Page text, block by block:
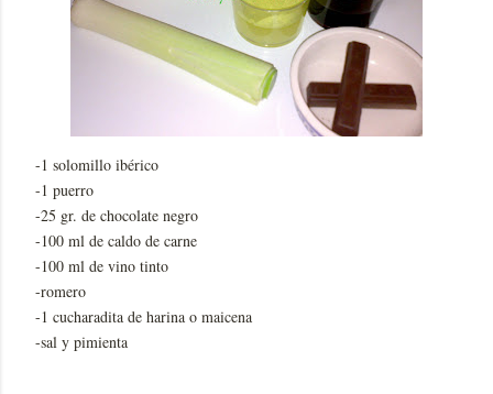
-1 solomillo ibérico
-1 puerro
-25 gr. de chocolate negro
-100 ml de caldo de carne
-100 ml de vino tinto
-romero
-1 cucharadita de harina o maicena
-sal y pimienta